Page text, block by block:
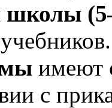
школы
имеют
с